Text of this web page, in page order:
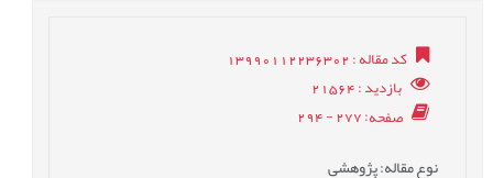
کد مقاله: 13990112236302
بازدید: 21564
صفحه: 277 - 294
نوع مقاله: پژوهشی